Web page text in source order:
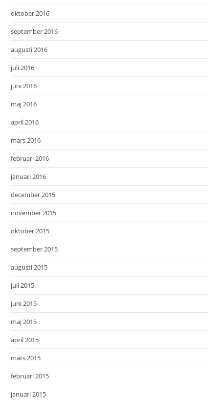
oktober 2016
september 2016
augusti 2016
juli 2016
juni 2016
maj 2016
april 2016
mars 2016
februari 2016
januari 2016
december 2015
november 2015
oktober 2015
september 2015
augusti 2015
juli 2015
juni 2015
maj 2015
april 2015
mars 2015
februari 2015
januari 2015